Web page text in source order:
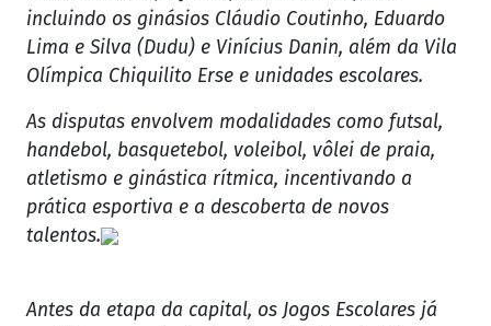
incluindo os ginásios Cláudio Coutinho, Eduardo
Lima e Silva (Dudu) e Vinícius Danin, além da Vila
Olímpica Chiquilito Erse e unidades escolares.
As disputas envolvem modalidades como futsal,
handebol, basquetebol, voleibol, vôlei de praia,
atletismo e ginástica rítmica, incentivando a
prática esportiva e a descoberta de novos
talentos.
Antes da etapa da capital, os Jogos Escolares já